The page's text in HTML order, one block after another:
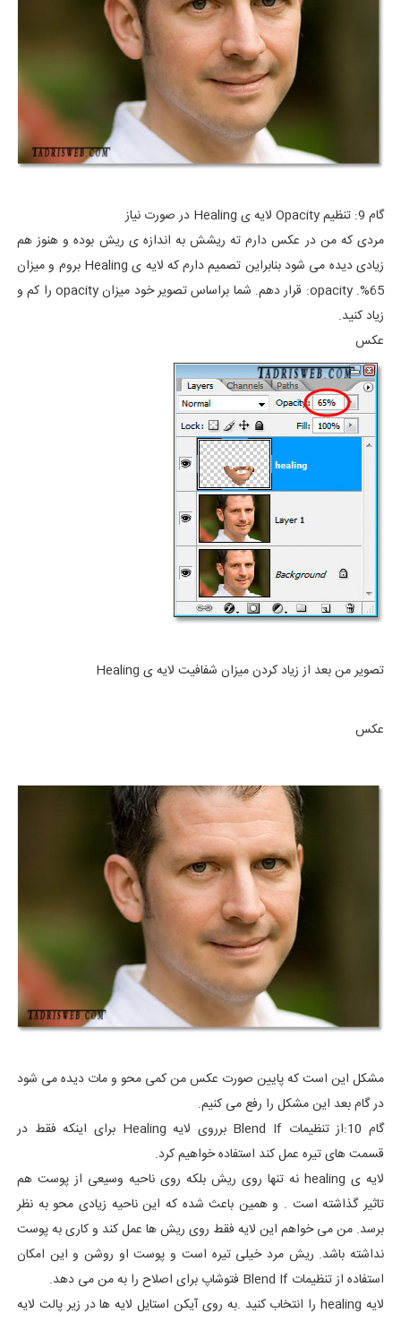
گام 9: تنظیم Opacity لایه ی Healing در صورت نیاز
مردی که من در عکس دارم ته ریشش به اندازه ی ریش بوده و هنوز هم
زیادی دیده می شود بنابراین تصمیم دارم که لایه ی Healing بروم و میزان
65%. opacity: قرار دهم. شما براساس تصویر خود میزان opacity را کم و
زیاد کنید.
عکس
تصویر من بعد از زیاد کردن میزان شفافیت لایه ی Healing
عکس
مشکل این است که پایین صورت عکس من کمی محو و مات دیده می شود
در گام بعد این مشکل را رفع می کنیم.
گام 10:از تنظیمات Blend If برروی لایه Healing برای اینکه فقط در
قسمت های تیره عمل کند استفاده خواهیم کرد.
لایه ی healing نه تنها روی ریش بلکه روی ناحیه وسیعی از پوست هم
تاثیر گذاشته است . و همین باعث شده که این ناحیه زیادی محو به نظر
برسد. من می خواهم این لایه فقط روی ریش ها عمل کند و کاری به پوست
نداشته باشد. ریش مرد خیلی تیره است و پوست او روشن و این امکان
استفاده از تنظیمات Blend If فتوشاپ برای اصلاح را به من می دهد.
لایه healing را انتخاب کنید .به روی آیکن استایل لایه ها در زیر پالت لایه